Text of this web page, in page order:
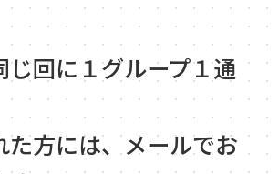
じ回に１グループ１通
た方には、メールでお